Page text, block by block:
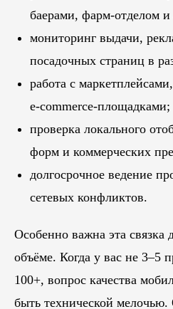
баерами, фарм-отделом
мониторинг выдачи,
посадочных страниц в
работа с
e-commerce-площадками;
проверка локального
форм и коммерческих
долгосрочное ведение
сетевых конфликтов.
Особенно важна эта связка
объёме. Когда у вас не 3–5
100+, вопрос качества
быть технической